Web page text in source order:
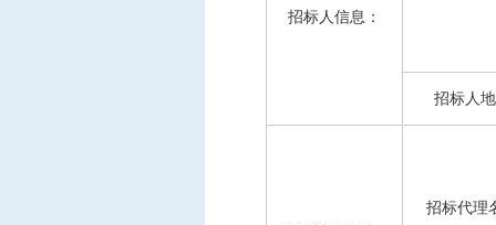
招标人信息：
招标人
招标代理